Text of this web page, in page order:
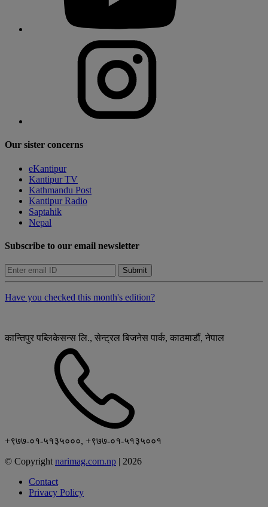
Our sister concerns
eKantipur
Kantipur TV
Kathmandu Post
Kantipur Radio
Saptahik
Nepal
Subscribe to our email newsletter
Submit
Have you checked this month's edition?
कान्तिपुर पब्लिकेसन्स लि., सेन्ट्रल बिजनेस पार्क, काठमाडौं, नेपाल
+९७७-०१-५१३५०००, +९७७-०१-५१३५००१
© Copyright narimag.com.np | 2026
Contact
Privacy Policy